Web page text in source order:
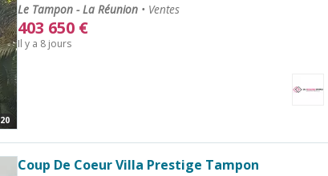
20
Le Tampon - La Réunion • Ventes
403 650 €
Il y a 8 jours
Coup De Coeur Villa Prestige Tampon